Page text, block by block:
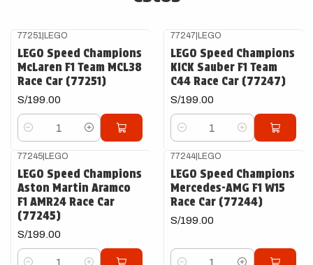
77251 |LEGO
LEGO Speed Champions
McLaren F1 Team MCL38
Race Car (77251)
S/199.00
Cantidad
77247|LEGO
LEGO Speed Champions
KICK Sauber F1 Team
C44 Race Car (77247)
S/199.00
Cantidad
77245|LEGO
LEGO Speed Champions
Aston Martin Aramco
F1 AMR24 Race Car
(77245)
S/199.00
77244|LEGO
LEGO Speed Champions
Mercedes-AMG F1 W15
Race Car (77244)
S/199.00